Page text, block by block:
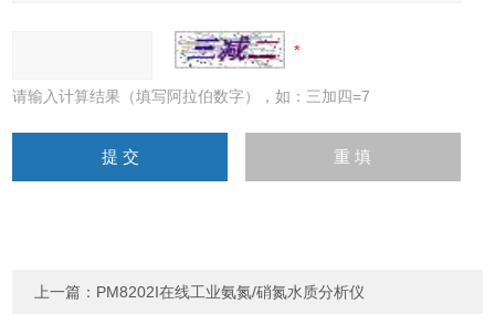
请输入计算结果（填写阿拉伯数字），如：三加四=7
上一篇： PM8202I在线工业氨氮/硝氮水质分析仪